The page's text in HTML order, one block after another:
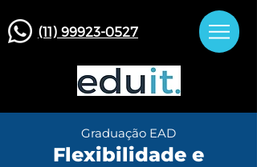
(11) 99923-0527
Graduação EAD
Flexibilidade e